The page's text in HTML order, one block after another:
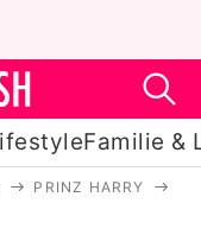
Familie &
PRINZ HARRY